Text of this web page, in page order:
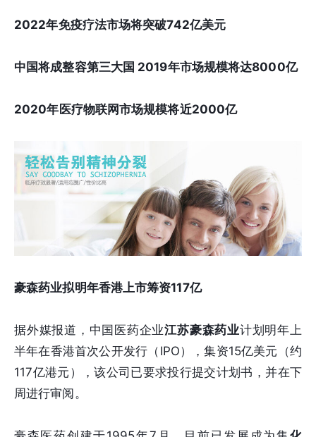
2022年免疫疗法市场将突破742亿美元
中国将成整容第三大国 2019年市场规模将达8000亿
2020年医疗物联网市场规模将近2000亿
豪森药业拟明年香港上市筹资117亿
据外媒报道，中国医药企业江苏豪森药业计划明年上
半年在香港首次公开发行（IPO），集资15亿美元（约
117亿港元），该公司已要求投行提交计划书，并在下
周进行审阅。